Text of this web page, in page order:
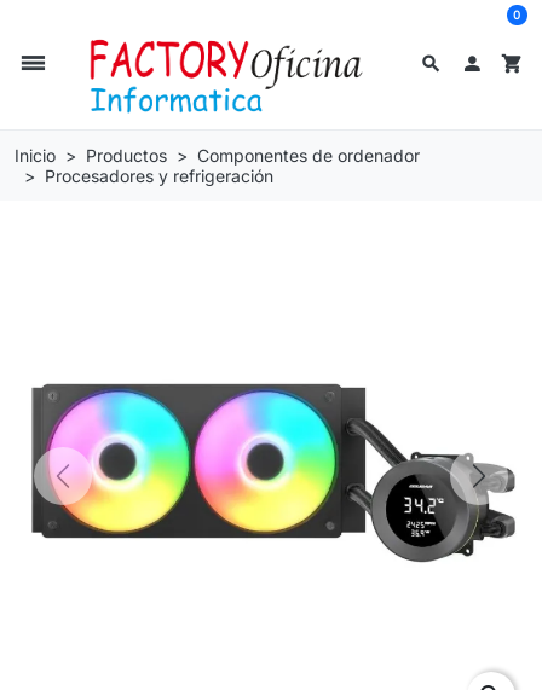
search
dehaze  shopping_cart
0
Inicio Productos
Componentes de ordenador
Procesadores y refrigeración
Previous Next